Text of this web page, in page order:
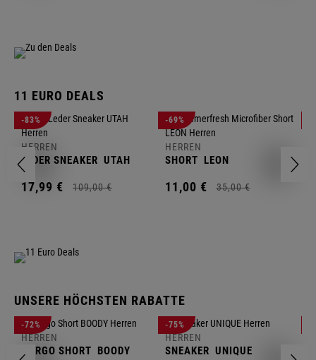
11 EURO DEALS
-83%
HERREN
LEDER SNEAKER UTAH
17,99 € 109,00 €
-69%
HERREN
SHORT LEON
11,00 € 35,00 €
UNSERE HÖCHSTEN RABATTE
-72%
HERREN
CARGO SHORT BOODY
-75%
HERREN
SNEAKER UNIQUE